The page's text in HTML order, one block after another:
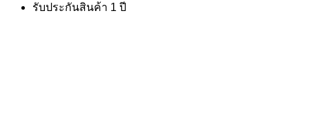
รับประกันสินค้า 1 ปี